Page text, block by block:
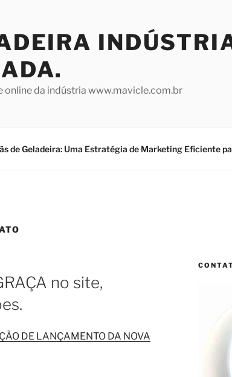
online da indústria www.mavicle.com.br
de Geladeira: Uma Estratégia de Marketing Eficiente
no site,
DE LANÇAMENTO DA NOVA